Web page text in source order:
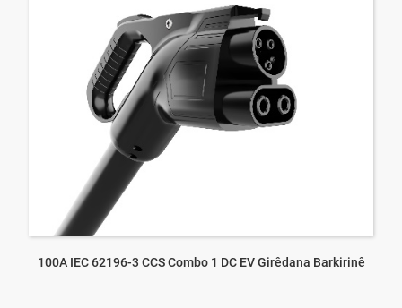
100A IEC 62196-3 CCS Combo 1 DC EV Girêdana Barkirinê